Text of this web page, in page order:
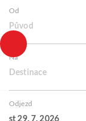
Od
Původ
Na
Destinace
Odjezd
st 29. 7. 2026